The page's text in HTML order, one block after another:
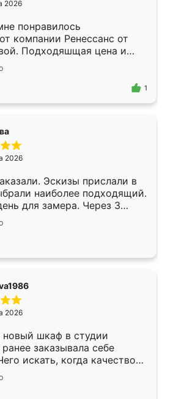
2026
понравилось
компании Ренессанс от
Подходяшщая цена и
изготовления. Приехавший
Владислав
эскизу самый
1
2026
Эскизы прислали в
наиболее подходящий.
для замера. Через 3
уже готова. Остались
Спасибо Ренессанс
работу!
2026
новый шкаф в студии
заказывала себе
искать, когда качеством
Служит кухня уже почти
нет.